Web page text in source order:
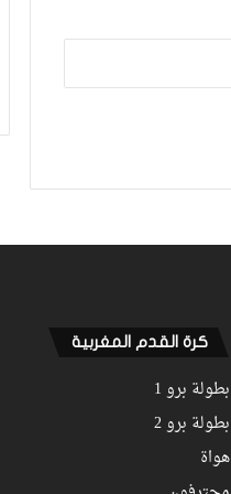
كرة القدم المغربية
بطولة برو 1
بطولة برو 2
هواة